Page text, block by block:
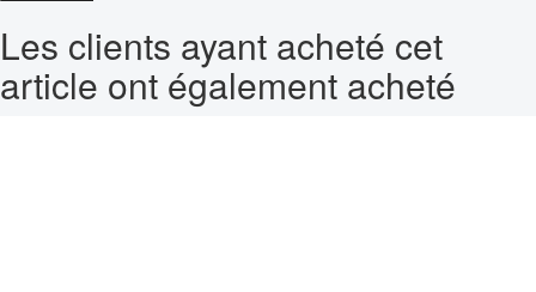
Les clients ayant acheté cet
article ont également acheté